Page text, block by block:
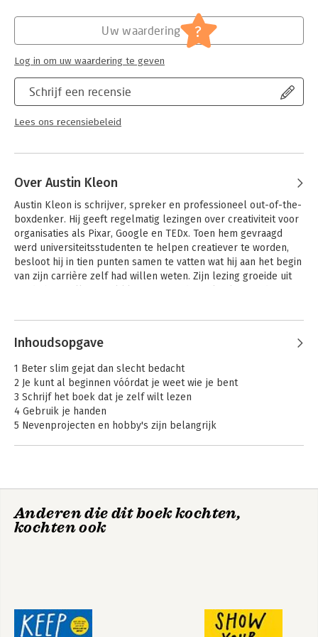
Persoonlijke effectiviteit
Schrijf een recensie
Lees ons recensiebeleid
Uw waardering ?
Log in om uw waardering te geven
Over Austin Kleon
Austin Kleon is schrijver, spreker en professioneel out-of-the-
boxdenker. Hij geeft regelmatig lezingen over creativiteit voor
organisaties als Pixar, Google en TEDx. Toen hem gevraagd
werd universiteitsstudenten te helpen creatiever te worden,
besloot hij in tien punten samen te vatten wat hij aan het begin
van zijn carrière zelf had willen weten. Zijn lezing groeide uit
Andere boeken door Austin Kleon
Inhoudsopgave
1 Beter slim gejat dan slecht bedacht
2 Je kunt al beginnen vóórdat je weet wie je bent
3 Schrijf het boek dat je zelf wilt lezen
4 Gebruik je handen
5 Nevenprojecten en hobby's zijn belangrijk
Nawoord
Anderen die dit boek kochten,
kochten ook